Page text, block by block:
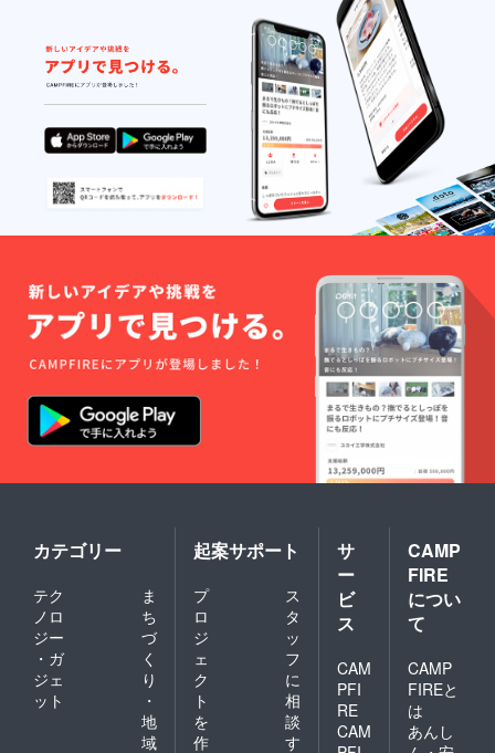
カテゴリー
テク
ノロ
ジー
・ガ
ジェ
ット
ま
ち
づ
く
り
・
地
域
起案サポート
プ
ロ
ジ
ェ
ク
ト
を
作
ス
タ
ッ
フ
に
相
談
す
サ
ー
ビ
ス
CAM
PFI
RE
CAM
CAMP
FIRE
につい
て
CAMP
FIREと
は
あんし